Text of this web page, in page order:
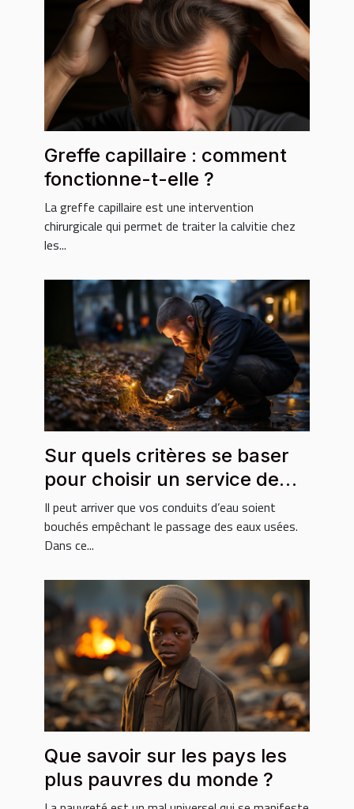
Greffe capillaire : comment
fonctionne-t-elle ?
La greffe capillaire est une intervention
chirurgicale qui permet de traiter la calvitie chez
les...
Sur quels critères se baser
pour choisir un service de
débouchage ?
Il peut arriver que vos conduits d’eau soient
bouchés empêchant le passage des eaux usées.
Dans ce...
Que savoir sur les pays les
plus pauvres du monde ?